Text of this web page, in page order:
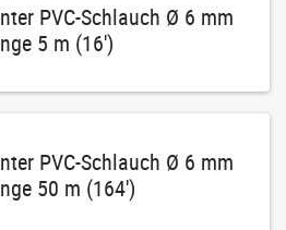
PVC-Schlauch Ø 6 mm
5 m (16')
PVC-Schlauch Ø 6 mm
50 m (164')